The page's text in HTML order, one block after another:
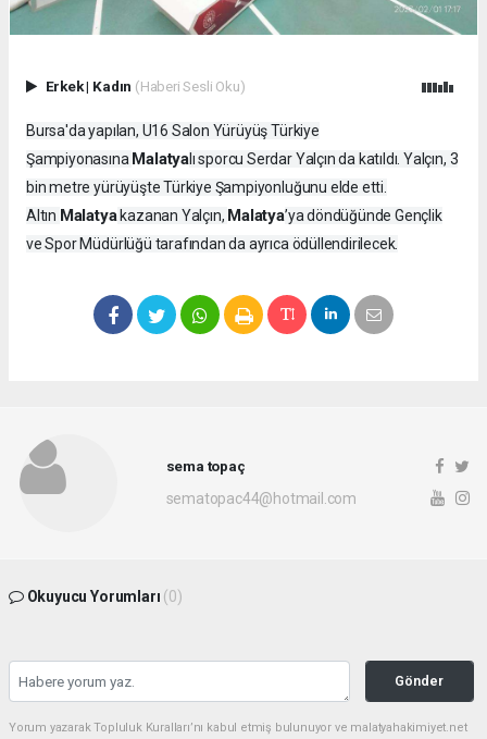
Erkek| Kadın (Haberi Sesli Oku)
Bursa'da yapılan, U16 Salon Yürüyüş Türkiye
Şampiyonasına Malatyalı sporcu Serdar Yalçın da katıldı. Yalçın, 3
bin metre yürüyüşte Türkiye Şampiyonluğunu elde etti.
Altın Malatyakazanan Yalçın, Malatya’ya döndüğünde Gençlik
ve Spor Müdürlüğü tarafından da ayrıca ödüllendirilecek.
sema topaç
sematopac44@hotmail.com
Okuyucu Yorumları (0)
Gönder
Yorum yazarak Topluluk Kuralları’nı kabul etmiş bulunuyor ve malatyahakimiyet.net